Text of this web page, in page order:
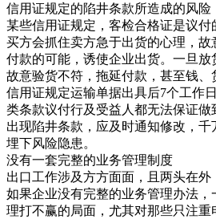
信用证规定的陷井条款所造成的风险
某些信用证规定，客检合格证是议付
买方会抓住卖方急于出货的心理，
付款的可能，诱使企业出货。一旦
故意验货不符，拖延付款，甚至钱、
信用证规定运输单据出具后7个工作
类条款议付行及受益人都无法保证做
出现陷井条款，应及时通知修改，
埋下风险隐患。
没有一套完整的业务管理制度
出口工作涉及方方面面，且两头在外
如果企业没有完整的业务管理办法
理打不赢的局面，尤其对那些只注重